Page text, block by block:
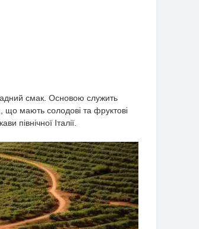
смак. Основою служить
, що мають солодові та фруктові
північної Італії.